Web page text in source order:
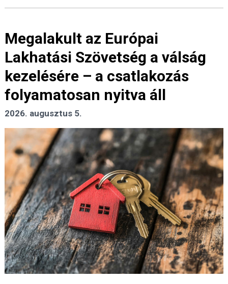
Megalakult az Európai
Lakhatási Szövetség a válság
kezelésére – a csatlakozás
folyamatosan nyitva áll
2026. augusztus 5.